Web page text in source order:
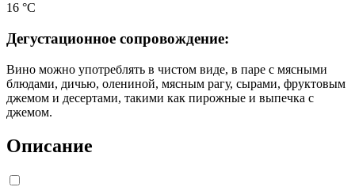
16 °С
Дегустационное сопровождение:
Вино можно употреблять в чистом виде, в паре с мясными
блюдами, дичью, олениной, мясным рагу, сырами, фруктовым
джемом и десертами, такими как пирожные и выпечка с
джемом.
Описание